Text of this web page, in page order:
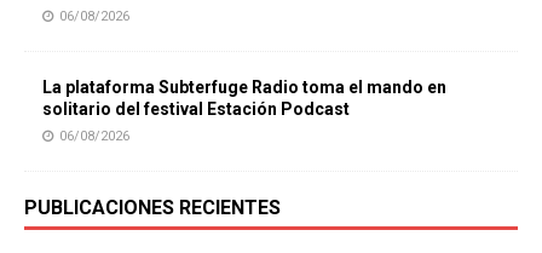
06/08/2026
La plataforma Subterfuge Radio toma el mando en
solitario del festival Estación Podcast
06/08/2026
PUBLICACIONES RECIENTES